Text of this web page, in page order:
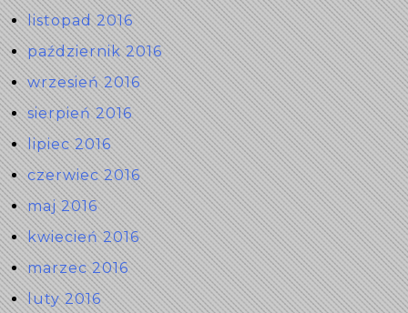
listopad 2016
październik 2016
wrzesień 2016
sierpień 2016
lipiec 2016
czerwiec 2016
maj 2016
kwiecień 2016
marzec 2016
luty 2016